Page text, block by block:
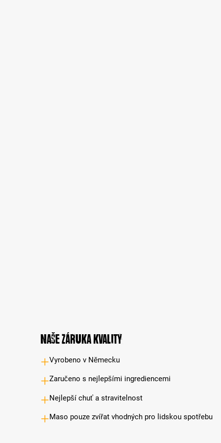
Naše záruka kvality
Vyrobeno v Německu
Zaručeno s nejlepšími ingrediencemi
Nejlepší chuť a stravitelnost
Maso pouze zvířat vhodných pro lidskou spotřebu